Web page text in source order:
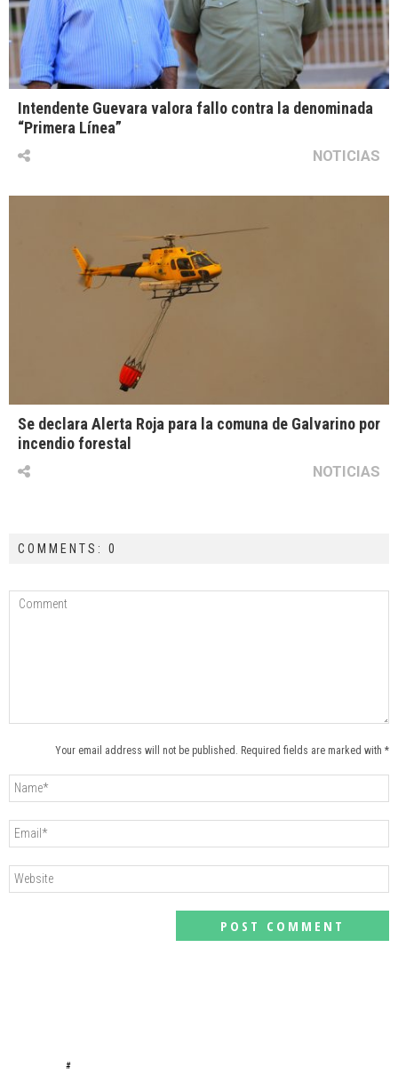
Intendente Guevara valora fallo contra la denominada
“Primera Línea”
NOTICIAS
Se declara Alerta Roja para la comuna de Galvarino por
incendio forestal
NOTICIAS
COMMENTS: 0
Your email address will not be published. Required fields are marked with *
#